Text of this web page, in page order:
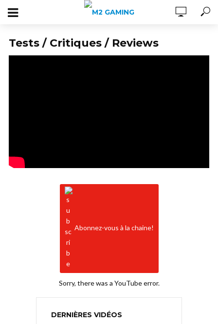
Tests / Critiques / Reviews
Abonnez-vous à la chaine!
Sorry, there was a YouTube error.
DERNIÈRES VIDÉOS